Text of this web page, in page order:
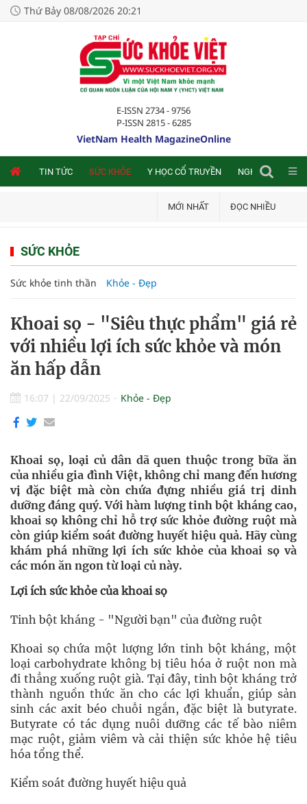
Thứ Bảy 08/08/2026 20:21
E-ISSN 2734 - 9756
P-ISSN 2815 - 6285
VietNam Health MagazineOnline
TIN TỨC SỨC KHỎE Y HỌC CỔ TRUYỀN NGHIÊN CỨU
MỚI NHẤT ĐỌC NHIỀU
SỨC KHỎE
Sức khỏe tinh thần Khỏe - Đẹp
Khoai sọ - "Siêu thực phẩm" giá rẻ
với nhiều lợi ích sức khỏe và món
ăn hấp dẫn
16:07 | 22/09/2025 Khỏe - Đẹp
Khoai sọ, loại củ dân dã quen thuộc trong bữa ăn
của nhiều gia đình Việt, không chỉ mang đến hương
vị đặc biệt mà còn chứa đựng nhiều giá trị dinh
dưỡng đáng quý. Với hàm lượng tinh bột kháng cao,
khoai sọ không chỉ hỗ trợ sức khỏe đường ruột mà
còn giúp kiểm soát đường huyết hiệu quả. Hãy cùng
khám phá những lợi ích sức khỏe của khoai sọ và
các món ăn ngon từ loại củ này.
Lợi ích sức khỏe của khoai sọ
Tinh bột kháng - "Người bạn" của đường ruột
Khoai sọ chứa một lượng lớn tinh bột kháng, một
loại carbohydrate không bị tiêu hóa ở ruột non mà
đi thẳng xuống ruột già. Tại đây, tinh bột kháng trở
thành nguồn thức ăn cho các lợi khuẩn, giúp sản
sinh các axit béo chuỗi ngắn, đặc biệt là butyrate.
Butyrate có tác dụng nuôi dưỡng các tế bào niêm
mạc ruột, giảm viêm và cải thiện sức khỏe hệ tiêu
hóa tổng thể.
Kiểm soát đường huyết hiệu quả